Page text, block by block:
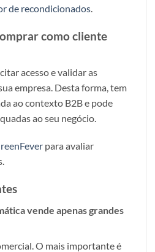
de recondicionados.
como cliente
acesso e validar as
empresa. Desta forma, tem
ao contexto B2B e pode
ao seu negócio.
para avaliar
vende apenas grandes
O mais importante é